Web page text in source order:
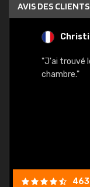
AVIS DES CLIENTS
"J'ai trouvé
chambre."
463